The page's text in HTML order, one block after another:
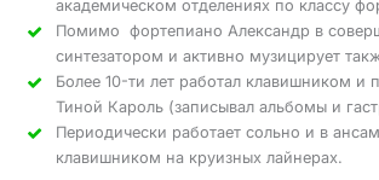
академическом отделениях по классу
Помимо фортепиано Александр в
синтезатором и активно музицирует
Более 10-ти лет работал клавишником и
Тиной Кароль (записывал альбомы и
Периодически работает сольно и в
клавишником на круизных лайнерах.